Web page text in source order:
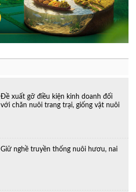
Đề xuất gỡ điều kiện kinh doanh đối
với chăn nuôi trang trại, giống vật nuôi
Giữ nghề truyền thống nuôi hươu, nai